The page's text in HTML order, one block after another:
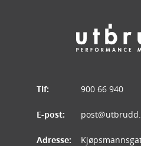
Tlf: 900 66 940
E-post:
Adresse: